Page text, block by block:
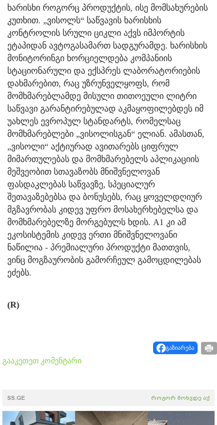
ხარისხი როგორც პროდუქტის, ისე მომსახურების
კუთხით. „ვისოლს“ საწვავის ხარისხის
კონტროლის სრული ციკლი აქვს იმპორტის
ეტაპიდან ავტოგასამართ სადგურამდე. ხარისხის
მონიტორინგი ხორციელდება კომპანიის
სტაციონარული და ექსპრეს ლაბორატორიების
დახმარებით, რაც უზრუნველყოფს, რომ
მომხმარებლამდე მისული თითოეული ლიტრი
საწვავი გარანტირებულად აკმაყოფილებდეს იმ
უახლეს ევროპულ სტანდარტს, რომელსაც
მომხმარებლები „ვისოლისგან“ ელიან. ამასთან,
„ვისოლი“ აქტიურად ავითარებს ციფრულ
მიმართულებას და მომხმარებელს აპლიკაციის
მეშვეობით სთავაზობს მნიშვნელოვან
ფასდაკლებას საწვავზე, სპეციალურ
შეთავაზებებსა და ბონუსებს, რაც ყოველდღიურ
მგზავრობას კიდევ უფრო მოსახერხებელსა და
მომხმარებელზე მორგებულს ხდის. A1 კი ამ
ეკოსისტემის კიდევ ერთი მნიშვნელოვანი
ნაწილია - პრემიალური პროდუქტი მათთვის,
ვინც მოგზაურობის გამორჩეულ გამოცდილებას
ეძებს.
(R)
გაზიარება
გააკეთეთ კომენტარი
SS.GE როგორ მოხვდე აქ